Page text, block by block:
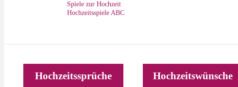
Spiele zur Hochzeit
Hochzeitsspiele ABC
Hochzeitssprüche Hochzeitswünsche